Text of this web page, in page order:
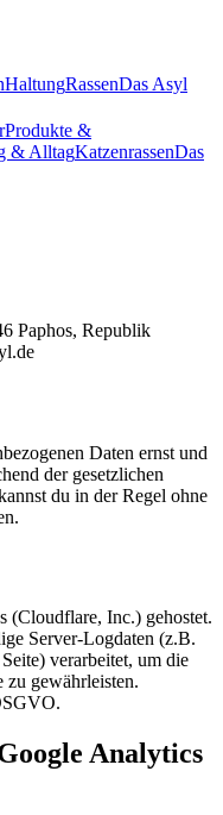
HaltungRassenDas Asyl
Produkte &
& AlltagKatzenrassenDas
Paphos, Republik
Daten ernst und
der gesetzlichen
du in der Regel ohne
(Cloudflare, Inc.) gehostet.
Server-Logdaten (z.B.
verarbeitet, um die
zu gewährleisten.
Analytics